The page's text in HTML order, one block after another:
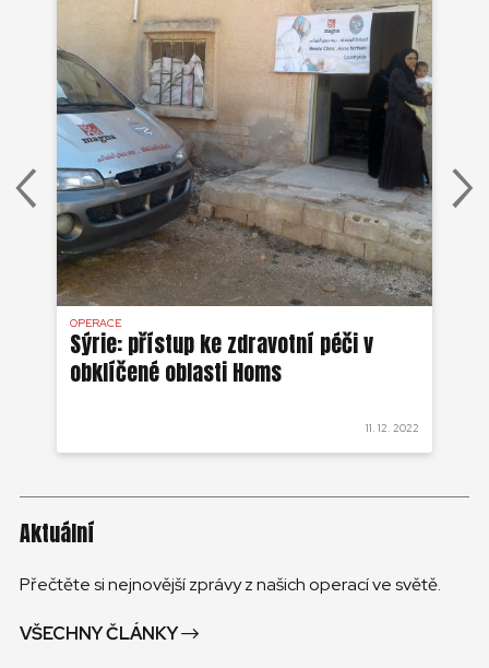
OPERACE
Sýrie: přístup ke zdravotní péči v
obklíčené oblasti Homs
11. 12. 2022
Aktuální
Přečtěte si nejnovější zprávy z našich operací ve světě.
VŠECHNY ČLÁNKY